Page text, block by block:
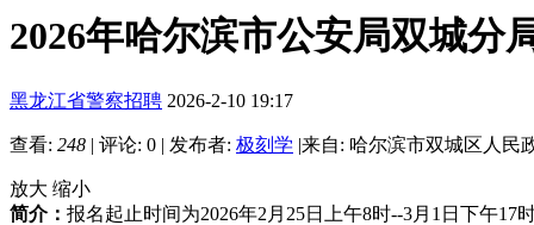
2026年哈尔滨市公安局双城分
黑龙江省警察招聘 2026-2-10 19:17
查看: 248 | 评论: 0 | 发布者: 极刻学 |来自: 哈尔滨市双城区人民
放大 缩小
简介： 报名起止时间为2026年2月25日上午8时--3月1日下午17